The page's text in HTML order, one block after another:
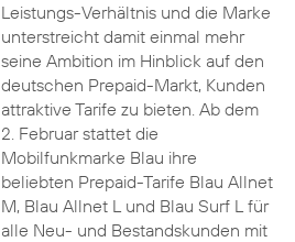
Leistungs-Verhältnis und die Marke
unterstreicht damit einmal mehr
seine Ambition im Hinblick auf den
deutschen Prepaid-Markt, Kunden
attraktive Tarife zu bieten. Ab dem
2. Februar stattet die
Mobilfunkmarke Blau ihre
beliebten Prepaid-Tarife Blau Allnet
M, Blau Allnet L und Blau Surf L für
alle Neu- und Bestandskunden mit